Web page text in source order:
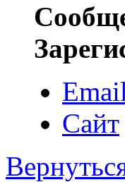
Сайт